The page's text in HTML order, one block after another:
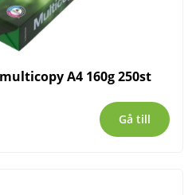
A4 160g 250st
Gå till